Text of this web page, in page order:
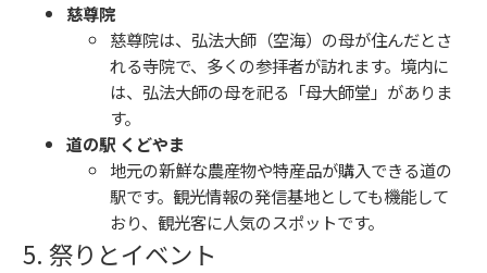
慈尊院
慈尊院は、弘法大師（空海）の母が住んだとさ
れる寺院で、多くの参拝者が訪れます。境内に
は、弘法大師の母を祀る「母大師堂」がありま
す。
道の駅 くどやま
地元の新鮮な農産物や特産品が購入できる道の
駅です。観光情報の発信基地としても機能して
おり、観光客に人気のスポットです。
5. 祭りとイベント